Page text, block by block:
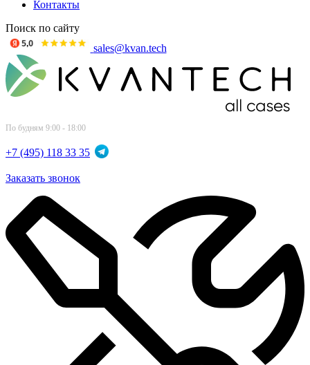
Контакты
Поиск по сайту
sales@kvan.tech
По будням 9:00 - 18:00
+7 (495) 118 33 35
Заказать звонок